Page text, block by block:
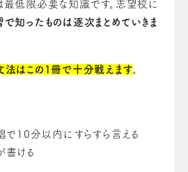
最低限必要な知識です。志望校に
知ったものは逐次まとめていきま
法はこの1冊で十分戦えます
で10分以内にすらすら言える
書ける